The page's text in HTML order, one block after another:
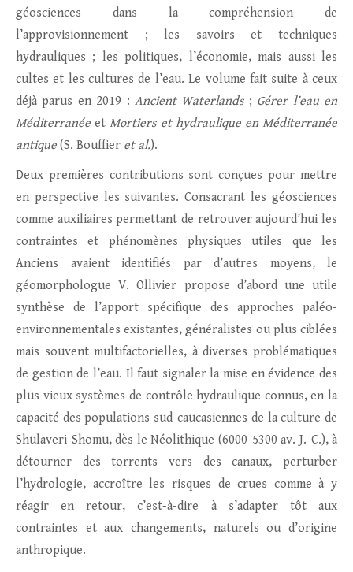
géosciences dans la compréhension de
l’approvisionnement ; les savoirs et techniques
hydrauliques ; les politiques, l’économie, mais aussi les
cultes et les cultures de l’eau. Le volume fait suite à ceux
déjà parus en 2019 : Ancient Waterlands; Gérer l’eau en
Méditerranée etMortiers et hydraulique en Méditerranée
antique (S. Bouffier et al.).
Deux premières contributions sont conçues pour mettre
en perspective les suivantes. Consacrant les géosciences
comme auxiliaires permettant de retrouver aujourd’hui les
contraintes et phénomènes physiques utiles que les
Anciens avaient identifiés par d’autres moyens, le
géomorphologue V. Ollivier propose d’abord une utile
synthèse de l’apport spécifique des approches paléo-
environnementales existantes, généralistes ou plus ciblées
mais souvent multifactorielles, à diverses problématiques
de gestion de l’eau. Il faut signaler la mise en évidence des
plus vieux systèmes de contrôle hydraulique connus, en la
capacité des populations sud-caucasiennes de la culture de
Shulaveri-Shomu, dès le Néolithique (6000-5300 av. J.-C.), à
détourner des torrents vers des canaux, perturber
l’hydrologie, accroître les risques de crues comme à y
réagir en retour, c’est-à-dire à s’adapter tôt aux
contraintes et aux changements, naturels ou d’origine
anthropique.